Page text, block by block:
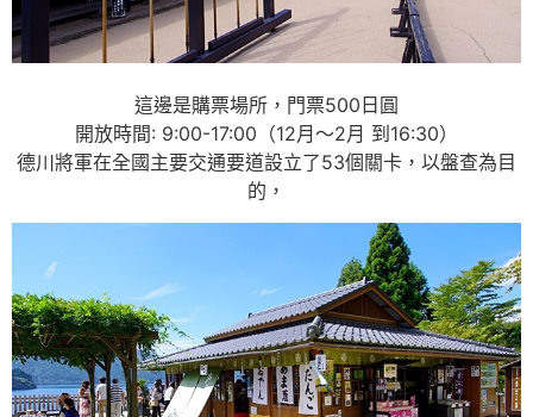
這邊是購票場所，門票500日圓
開放時間: 9:00-17:00（12月〜2月 到16:30）
德川將軍在全國主要交通要道設立了53個關卡，以盤查為目
的，